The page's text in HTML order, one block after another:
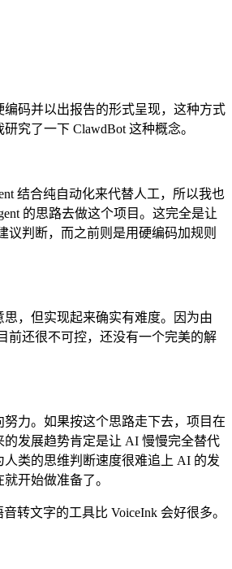
码并以出报告的形式呈现，这种方式
究了一下 ClawdBot 这种概念。
结合纯自动化来代替人工，所以我也
的思路去做这个项目。这完全是让
议判断，而之前则是用硬编码加规则
思，但实现起来确实有难度。因为由
前还很不可控，还没有一个完美的解
力。如果按这个思路走下去，项目在
发展趋势肯定是让 AI 慢慢完全替代
人类的思维判断速度很难追上 AI 的发
开始做准备了。
转文字的工具比 VoiceInk 会好很多。